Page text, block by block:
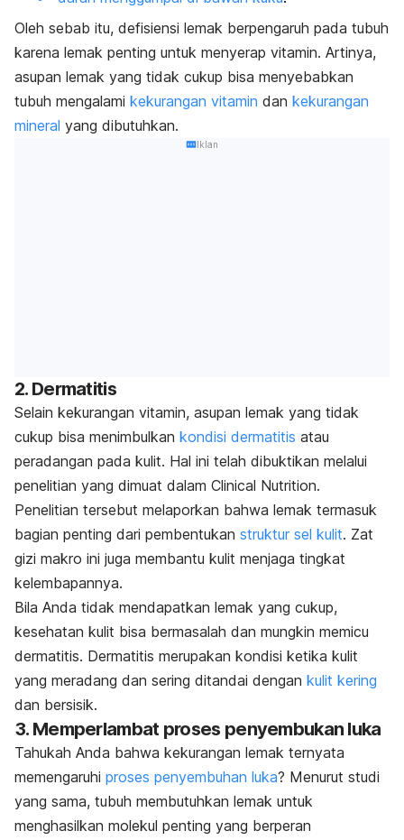
Oleh sebab itu, defisiensi lemak berpengaruh pada tubuh
karena lemak penting untuk menyerap vitamin. Artinya,
asupan lemak yang tidak cukup bisa menyebabkan
tubuh mengalami kekurangan vitamin dan kekurangan
mineral yang dibutuhkan.
Iklan
2. Dermatitis
Selain kekurangan vitamin, asupan lemak yang tidak
cukup bisa menimbulkan kondisi dermatitis atau
peradangan pada kulit. Hal ini telah dibuktikan melalui
penelitian yang dimuat dalam Clinical Nutrition.
Penelitian tersebut melaporkan bahwa lemak termasuk
bagian penting dari pembentukan struktur sel kulit. Zat
gizi makro ini juga membantu kulit menjaga tingkat
kelembapannya.
Bila Anda tidak mendapatkan lemak yang cukup,
kesehatan kulit bisa bermasalah dan mungkin memicu
dermatitis. Dermatitis merupakan kondisi ketika kulit
yang meradang dan sering ditandai dengan kulit kering
dan bersisik.
3. Memperlambat proses penyembukan luka
Tahukah Anda bahwa kekurangan lemak ternyata
memengaruhi proses penyembuhan luka? Menurut studi
yang sama, tubuh membutuhkan lemak untuk
menghasilkan molekul penting yang berperan